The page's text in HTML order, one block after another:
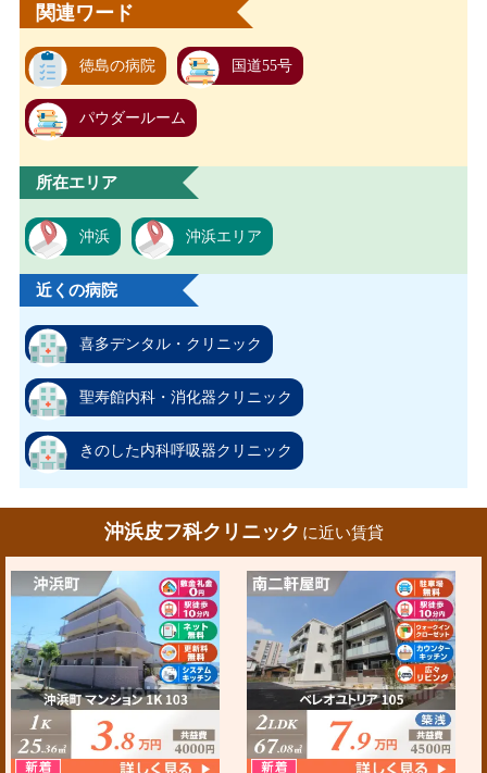
関連ワード
徳島の病院 国道55号
パウダールーム
所在エリア
沖浜 沖浜エリア
近くの病院
喜多デンタル・クリニック
聖寿館内科・消化器クリニック
きのした内科呼吸器クリニック
沖浜皮フ科クリニック に近い賃貸